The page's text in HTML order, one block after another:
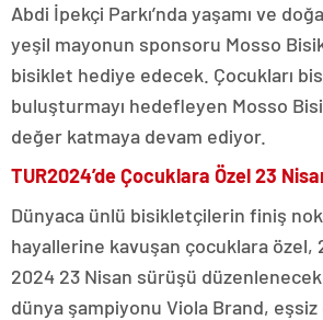
Abdi İpekçi Parkı’nda yaşamı ve
yeşil mayonun sponsoru Mosso
bisiklet hediye edecek. Çocukları
buluşturmayı hedefleyen Mosso
değer katmaya devam ediyor.
TUR2024’de Çocuklara Özel 23
Dünyaca ünlü bisikletçilerin finiş
hayallerine kavuşan çocuklara özel,
2024 23 Nisan sürüşü
dünya şampiyonu Viola Brand,